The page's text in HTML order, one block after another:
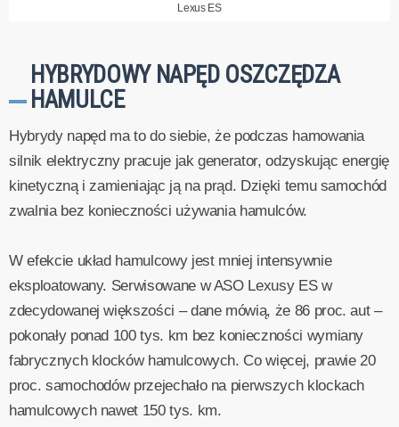
Lexus ES
HYBRYDOWY NAPĘD OSZCZĘDZA
HAMULCE
Hybrydy napęd ma to do siebie, że podczas hamowania
silnik elektryczny pracuje jak generator, odzyskując energię
kinetyczną i zamieniając ją na prąd. Dzięki temu samochód
zwalnia bez konieczności używania hamulców.
W efekcie układ hamulcowy jest mniej intensywnie
eksploatowany. Serwisowane w ASO Lexusy ES w
zdecydowanej większości – dane mówią, że 86 proc. aut –
pokonały ponad 100 tys. km bez konieczności wymiany
fabrycznych klocków hamulcowych. Co więcej, prawie 20
proc. samochodów przejechało na pierwszych klockach
hamulcowych nawet 150 tys. km.